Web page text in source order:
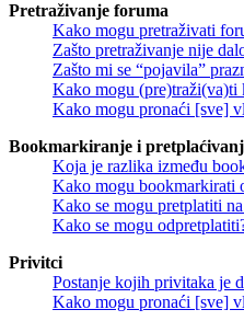
Pretraživanje foruma
Kako mogu pretraživati
Zašto pretraživanje nije
Zašto mi se “pojavila”
Kako mogu (pre)traži(va)ti
Kako mogu pronaći [sve]
Bookmarkiranje i
Koja je razlika između
Kako mogu bookmarkirati
Kako se mogu pretplatiti
Kako se mogu
Privitci
Postanje kojih privitaka je
Kako mogu pronaći [sve]